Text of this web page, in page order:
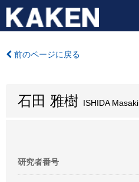
前のページに戻る
石田 雅樹 ISHIDA Masaki
研究者番号